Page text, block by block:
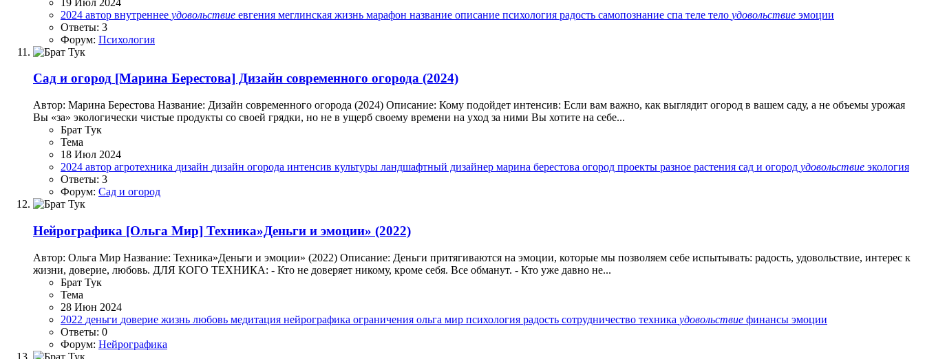
2024 автор внутреннее удовольствие евгения меглинская жизнь марафон название описание психология радость самопознание спа теле тело удовольствие эмоции
Ответы: 3
Форум: Психология
Сад и огород [Марина Берестова] Дизайн современного огорода (2024)
Автор: Марина Берестова Название: Дизайн современного огорода (2024) Описание: Кому подойдет интенсив: Если вам важно, как выглядит огород в вашем саду, а не объемы урожая
Вы «за» экологически чистые продукты со своей грядки, но не в ущерб своему времени на уход за ними Вы хотите на себе...
Брат Тук
Тема
18 Июл 2024
2024 автор агротехника дизайн дизайн огорода интенсив культуры ландшафтный дизайнер марина берестова огород проекты разное растения сад и огород удовольствие экология
Ответы: 3
Форум: Сад и огород
Нейрографика [Ольга Мир] Техника»Деньги и эмоции» (2022)
Автор: Ольга Мир Название: Техника»Деньги и эмоции» (2022) Описание: Деньги притягиваются на эмоции, которые мы позволяем себе испытывать: радость, удовольствие, интерес к
жизни, доверие, любовь. ДЛЯ КОГО ТЕХНИКА: - Кто не доверяет никому, кроме себя. Все обманут. - Кто уже давно не...
Брат Тук
Тема
28 Июн 2024
2022 деньги доверие жизнь любовь медитация нейрографика ограничения ольга мир психология радость сотрудничество техника удовольствие финансы эмоции
Ответы: 0
Форум: Нейрографика